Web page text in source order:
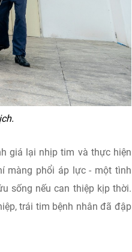
giá lại nhịp tim và thực hiện
màng phổi áp lực - một tình
sống nếu can thiệp kịp thời.
trái tim bệnh nhân đã đập